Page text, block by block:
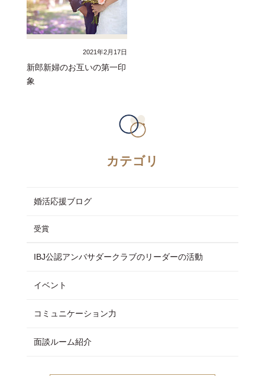
2021年2月17日
新郎新婦のお互いの第一印
象
カテゴリ
婚活応援ブログ
受賞
IBJ公認アンバサダークラブのリーダーの活動
イベント
コミュニケーション力
面談ルーム紹介